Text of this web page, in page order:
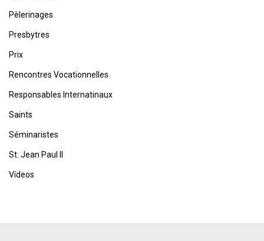
Pèlerinages
Presbytres
Prix
Rencontres Vocationnelles
Responsables Internatinaux
Saints
Séminaristes
St. Jean Paul II
Vídeos